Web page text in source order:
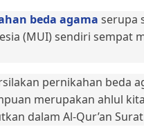
beda agama serupa
(MUI) sendiri sempat
pernikahan beda
merupakan ahlul
dalam Al-Qur’an